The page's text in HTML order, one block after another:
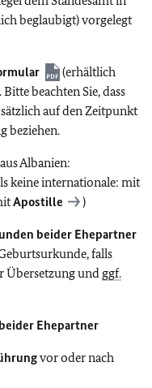
beglaubigt) vorgelegt
(erhältlich
beachten Sie, dass
auf den Zeitpunkt
beziehen.
Albanien:
keine internationale: mit
Apostille )
beider Ehepartner
falls
Übersetzung und ggf.
Ehepartner
vor oder nach